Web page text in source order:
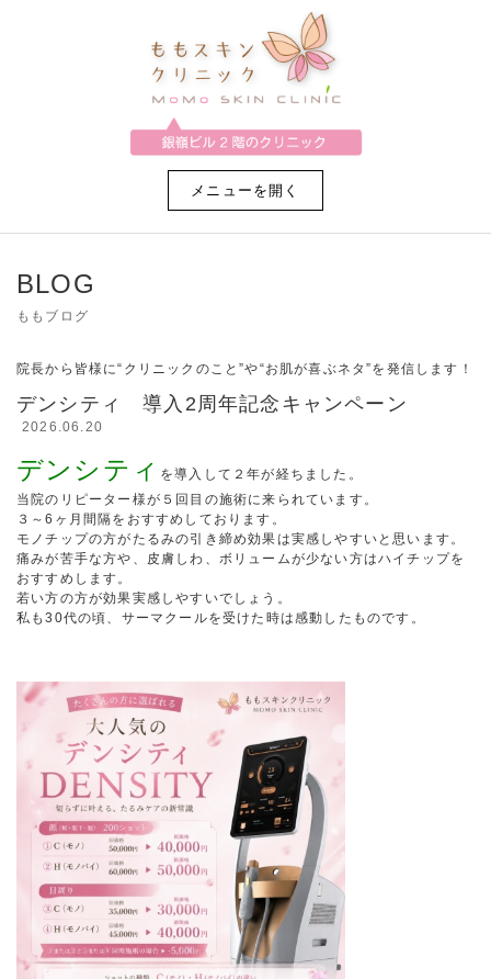
メニューを開く
BLOG
ももブログ
院長から皆様に“クリニックのこと”や“お肌が喜ぶネタ”を発信します！
デンシティ 導入2周年記念キャンペーン
2026.06.20
デンシティ を導入して２年が経ちました。
当院のリピーター様が５回目の施術に来られています。
３～6ヶ月間隔をおすすめしております。
モノチップの方がたるみの引き締め効果は実感しやすいと思います。
痛みが苦手な方や、皮膚しわ、ボリュームが少ない方はハイチップを
おすすめします。
若い方の方が効果実感しやすいでしょう。
私も30代の頃、サーマクールを受けた時は感動したものです。